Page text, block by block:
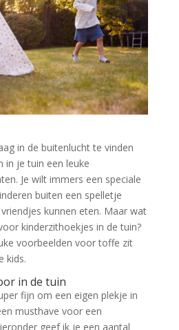
in de buitenlucht te vinden
in je tuin een leuke
Je wilt immers een speciale
buiten een spelletje
kunnen eten. Maar wat
kinderzithoekjes in de tuin?
voorbeelden voor toffe zit
kids.
in de tuin
fijn om een eigen plekje in
musthave voor een
geef ik je een aantal